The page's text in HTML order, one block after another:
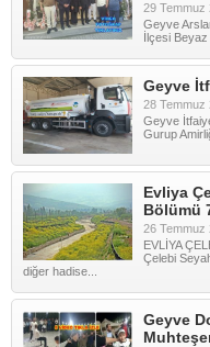
29 Temmuz
Geyve
İlçesi Beyaz
Geyve
28 Temmuz
Geyve
Gurup
Evliya
Bölümü
26 Temmuz
EVLİYA
Çelebi
diğer hadise...
Geyve